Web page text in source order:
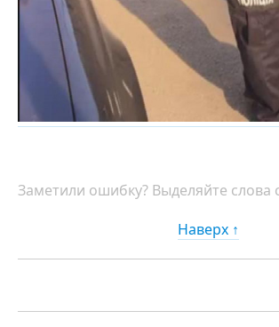
Заметили ошибку? Выделяйте
Наверх ↑